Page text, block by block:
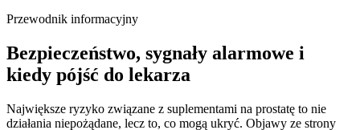
Przewodnik informacyjny
Bezpieczeństwo, sygnały alarmowe i
kiedy pójść do lekarza
Największe ryzyko związane z suplementami na prostatę to nie
działania niepożądane, lecz to, co mogą ukryć. Objawy ze strony